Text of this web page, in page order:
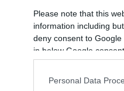
Please note that this
information including
deny consent to
in below Google
Personal Data